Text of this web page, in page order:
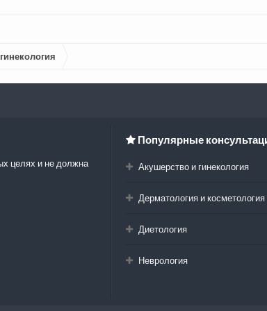
целях и не должна
Популярные
Акушерство и гинекология
Дерматология и косметология
Диетология
Неврология